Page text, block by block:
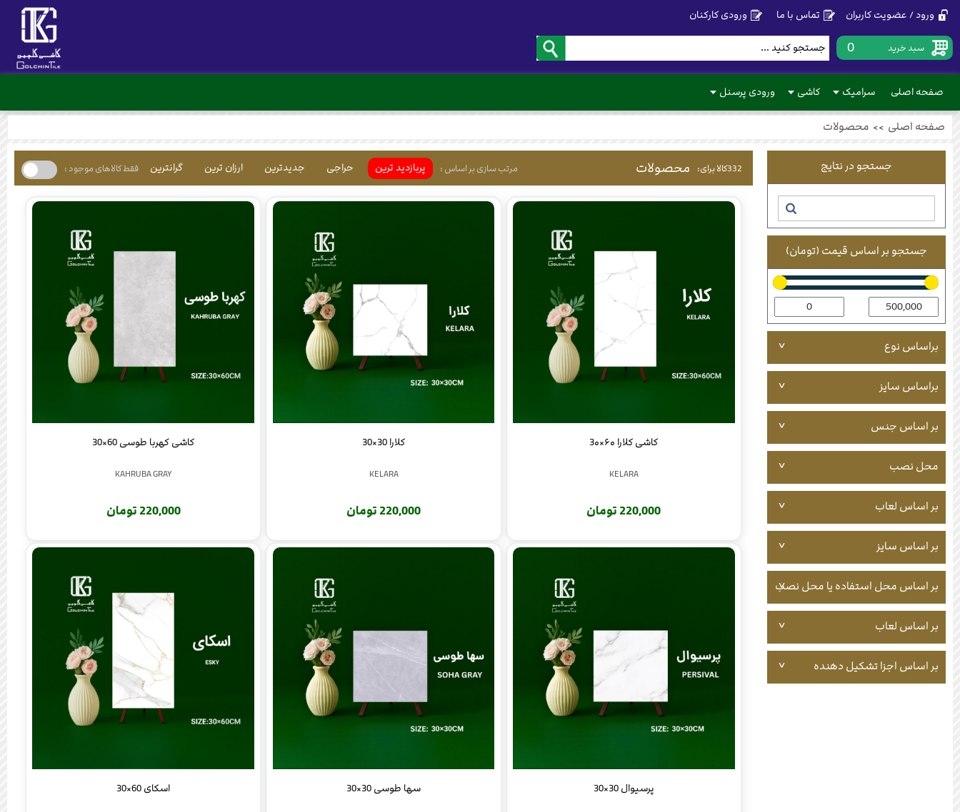
ورود / عضویت کاربران تماس با ما ورودی کارکنان
سبد خرید 0
صفحه اصلی سرامیک کاشی ورودی پرسنل
صفحه اصلی >> محصولات
جستجو در نتایج
جستجو بر اساس قیمت (تومان)
براساس نوع
براساس سایز
بر اساس جنس
محل نصب
بر اساس لعاب
بر اساس سایز
بر اساس محل استفاده یا محل نصب
بر اساس لعاب
بر اساس اجزا تشکیل دهنده
332کالا برای: محصولات مرتب سازی بر اساس : پربازدید ترین حراجی جدیدترین ارزان ترین گرانترین فقط کالاهای موجود :
کاشی کلارا ۶۰×3۰
KELARA
220,000 تومان
کلارا 30×30
KELARA
220,000 تومان
کاشی کهربا طوسی 60×30
KAHRUBA GRAY
220,000 تومان
پرسیوال 30×30 سها طوسی 30×30 اسکای 60×30